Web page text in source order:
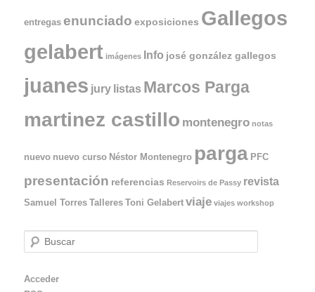
entregas enunciado exposiciones Gallegos
gelabert imágenes Info josé gonzález gallegos
juanes jury listas Marcos Parga
martinez castillo montenegro notas
nuevo nuevo curso Néstor Montenegro parga PFC
presentación referencias Reservoirs de Passy revista
Samuel Torres Talleres Toni Gelabert viaje viajes workshop
u
c
Acceder